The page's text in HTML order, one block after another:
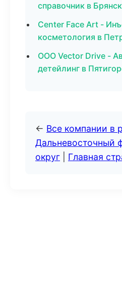
справочник в Брянск
Center Face Art -
косметология в
ООО Vector Drive -
детейлинг в
← Все компании в
Дальневосточный
округ
Главная